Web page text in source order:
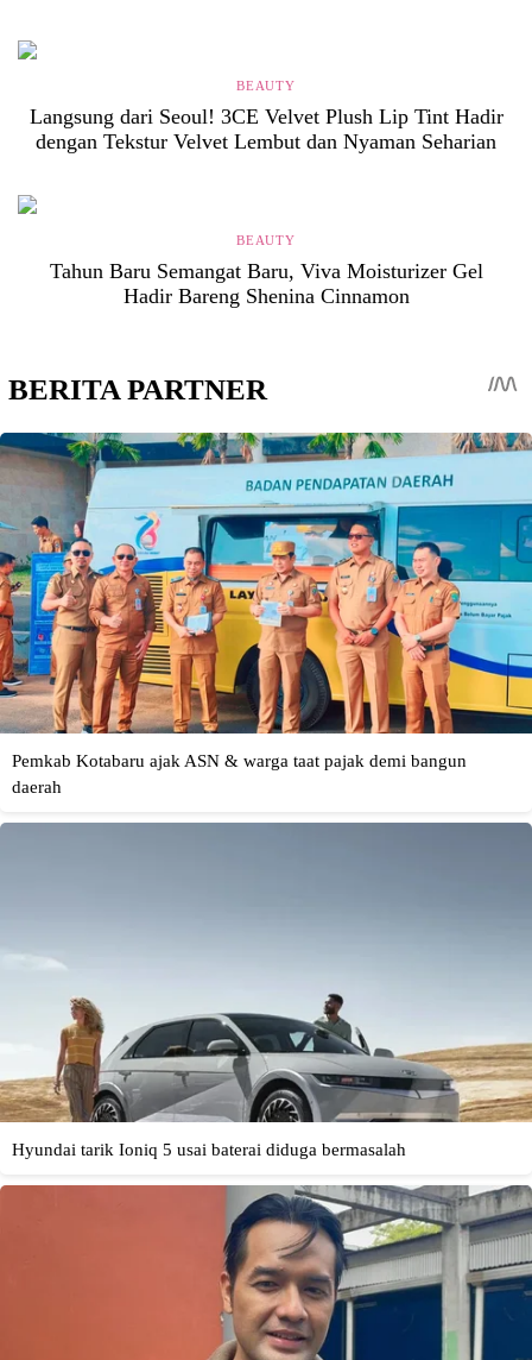
BEAUTY
Langsung dari Seoul! 3CE Velvet Plush Lip Tint Hadir
dengan Tekstur Velvet Lembut dan Nyaman Seharian
BEAUTY
Tahun Baru Semangat Baru, Viva Moisturizer Gel
Hadir Bareng Shenina Cinnamon